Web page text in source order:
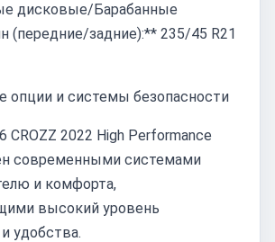
дисковые/Барабанные
(передние/задние):** 235/45 R21
и системы безопасности
CROZZ 2022 High Performance
современными системами
и комфорта,
высокий уровень
удобства.